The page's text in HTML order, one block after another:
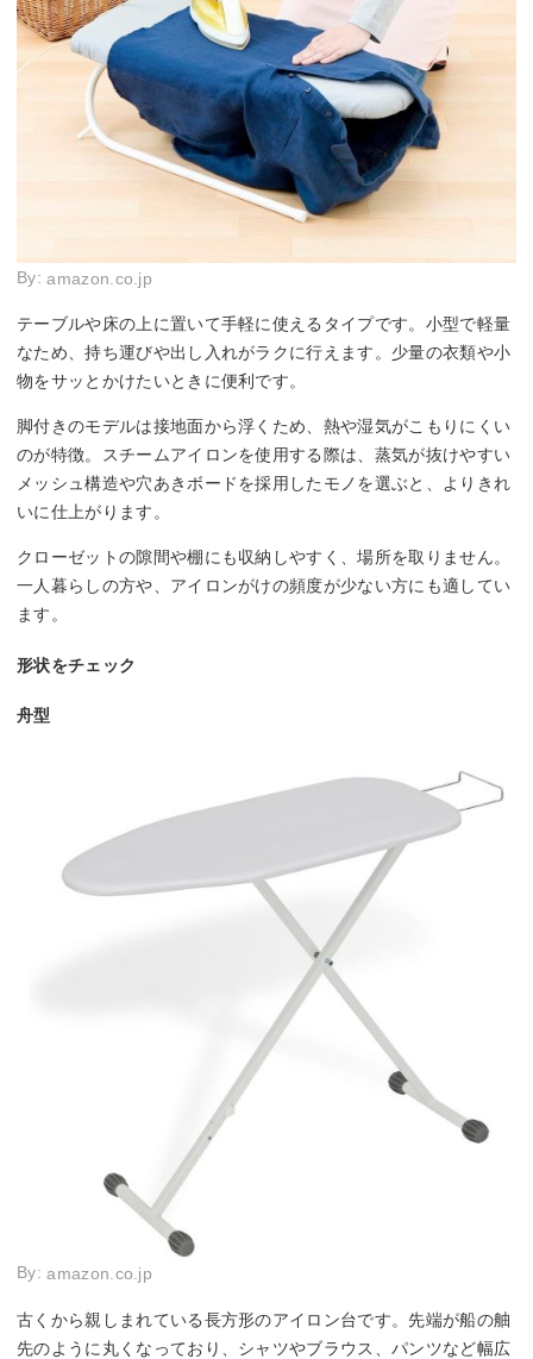
By:amazon.co.jp
テーブルや床の上に置いて手軽に使えるタイプです。小型で軽量
なため、持ち運びや出し入れがラクに行えます。少量の衣類や小
物をサッとかけたいときに便利です。
脚付きのモデルは接地面から浮くため、熱や湿気がこもりにくい
のが特徴。スチームアイロンを使用する際は、蒸気が抜けやすい
メッシュ構造や穴あきボードを採用したモノを選ぶと、よりきれ
いに仕上がります。
クローゼットの隙間や棚にも収納しやすく、場所を取りません。
一人暮らしの方や、アイロンがけの頻度が少ない方にも適してい
ます。
形状をチェック
舟型
By:amazon.co.jp
古くから親しまれている長方形のアイロン台です。先端が船の舳
先のように丸くなっており、シャツやブラウス、パンツなど幅広